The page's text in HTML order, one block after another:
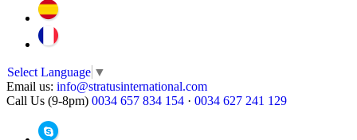
Select Language ▼
Email us: info@stratusinternational.com
Call Us (9-8pm) 0034 657 834 154 · 0034 627 241 129